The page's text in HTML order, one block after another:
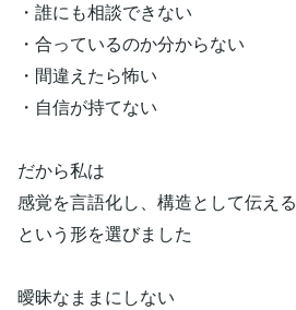
・誰にも相談できない
・合っているのか分からない
・間違えたら怖い
・自信が持てない
だから私は
感覚を言語化し、構造として伝える
という形を選びました
曖昧なままにしない